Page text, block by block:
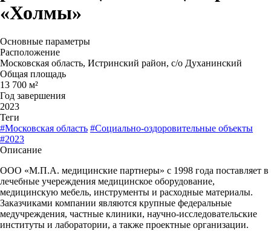
«Холмы»
Основные параметры
Расположение
Московская область, Истринский район, с/о Духанинский
Общая площадь
13 700 м²
Год завершения
2023
Теги
#Московская область #Социально-оздоровительные объекты
#2023
Описание
ООО «М.П.А. медицинские партнеры» с 1998 года поставляет в
лечебные учереждения медицинское оборудование,
медицинскую мебель, инструменты и расходные материалы.
Заказчиками компании являются крупные федеральные
медучреждения, частные клиники, научно-исследовательские
институты и лаборатории, а также проектные организации.